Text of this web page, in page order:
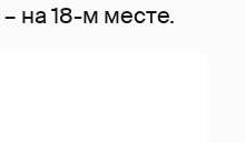
– на 18-м месте.